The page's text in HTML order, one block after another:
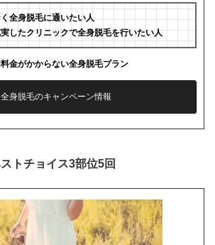
全身脱毛に通いたい人
したクリニックで全身脱毛を行いたい人
金がかからない全身脱毛プラン
全身脱毛のキャンペーン情報
トチョイス3部位5回